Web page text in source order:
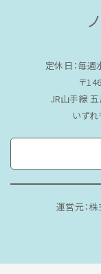
定休日：毎
〒
JR山手線
いず
運営元：